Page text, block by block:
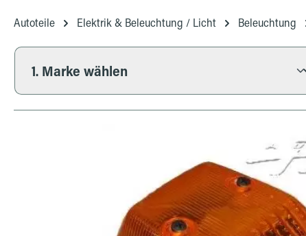
Autoteile Elektrik & Beleuchtung / Licht Beleuchtung